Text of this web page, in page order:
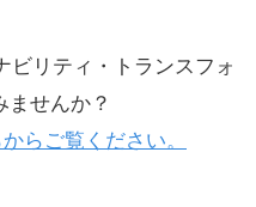
ビリティ・トランスフォ
ませんか？
らご覧ください。